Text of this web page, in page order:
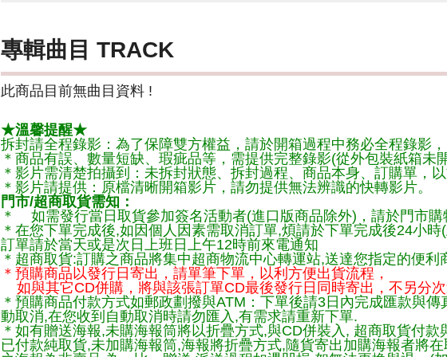
專輯曲目 TRACK
此商品目前無曲目資料 !
★溫馨提醒★
拆封請全程錄影：為了保障雙方權益，請於開箱過程中務必全程錄影，
＊商品有誤、數量短缺、瑕疵品等，需提供完整錄影(從外包裝紙箱未
＊影片需清楚拍攝到：未拆封狀態、拆封過程、商品本身、訂購單，以
＊影片請提供：原檔清晰開箱影片，請勿提供無法辨識的快轉影片。
門市/超商取貨需知：
＊ 如需發行當日取貨參加簽名活動者(進口版商品除外)，請於門市購
＊在您下單完成後,如因個人因素需取消訂單,煩請於下單完成後24小
訂單請於當天或是次日上班日上午12時前來電通知
＊超商取貨:訂購之商品將集中超商物流中心轉運站,送達您指定的便
＊預購商品以發行日寄出，請單筆下單，以利方便出貨流程，
如與其它CD併購，將與該張訂單CD最後發行日同時寄出，不另分次
＊預購商品付款方式如郵政劃撥與ATM：下單後請3日內完成匯款與
動取消,在您收到自動取消時請勿匯入,有需求請重新下單.
＊如有贈送海報,未購海報筒將以折疊方式,與CD併裝入, 超商取貨付款
已付款純取貨,未加購海報筒,海報將折疊方式,隨貨寄出加購海報者將